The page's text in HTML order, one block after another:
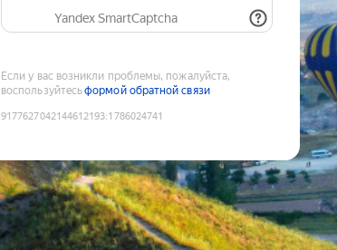
Yandex SmartCaptcha
Если у вас возникли проблемы, пожалуйста,
воспользуйтесьформой обратной связи
9177627042144612193:1786024741